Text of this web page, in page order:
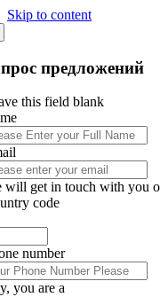
Skip to content
предложений
this field blank
will get in touch with you
code
number
you are a